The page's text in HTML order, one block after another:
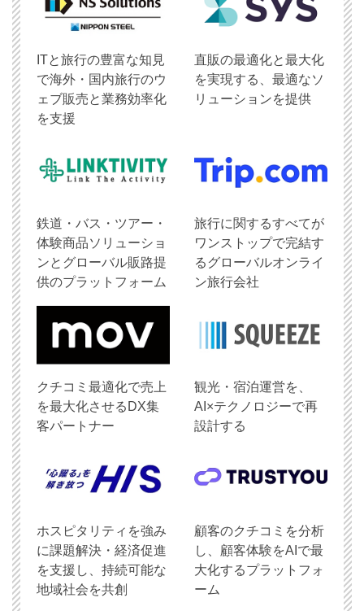
ITと旅行の豊富な知見
で海外・国内旅行のウ
ェブ販売と業務効率化
を支援
直販の最適化と最大化
を実現する、最適なソ
リューションを提供
鉄道・バス・ツアー・
体験商品ソリューショ
ンとグローバル販路提
供のプラットフォーム
旅行に関するすべてが
ワンストップで完結す
るグローバルオンライ
ン旅行会社
クチコミ最適化で売上
を最大化させるDX集
客パートナー
観光・宿泊運営を、
AI×テクノロジーで再
設計する
ホスピタリティを強み
に課題解決・経済促進
を支援し、持続可能な
地域社会を共創
顧客のクチコミを分析
し、顧客体験をAIで最
大化するプラットフォ
ーム